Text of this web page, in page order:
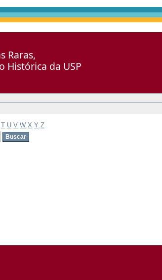
Raras,
Histórica da USP
T U V W X Y Z